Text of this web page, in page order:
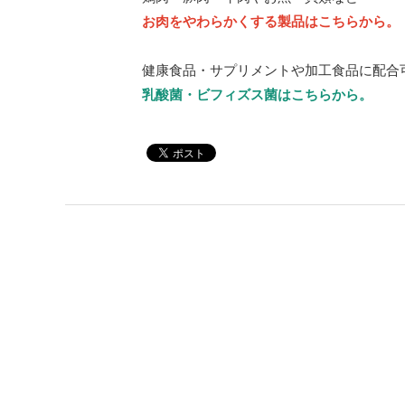
お肉をやわらかくする製品はこちらから。
健康食品・サプリメントや加工食品に配合
乳酸菌・ビフィズス菌はこちらから。